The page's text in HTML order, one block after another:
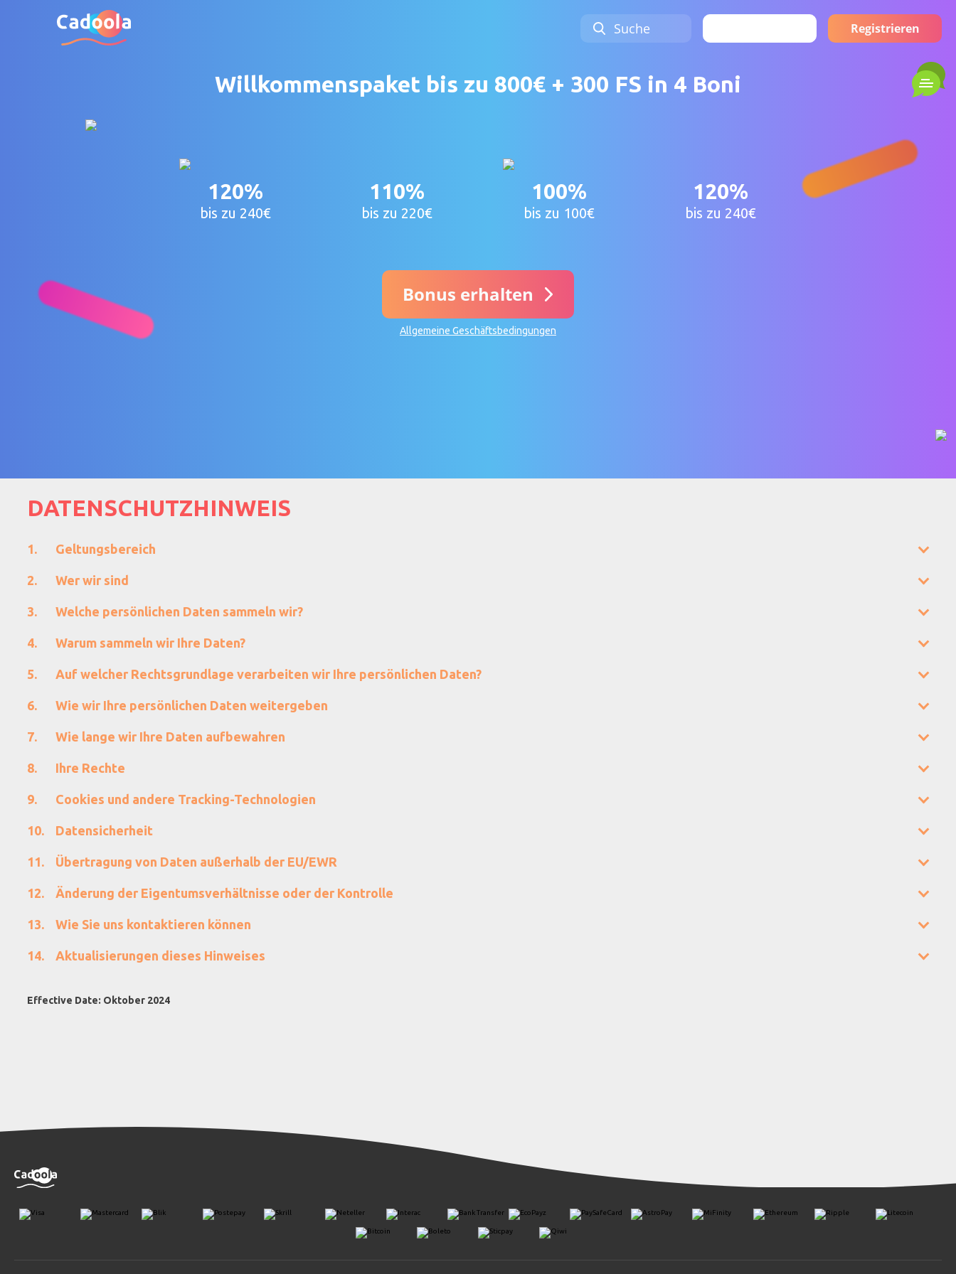
Suche Registrieren
Willkommenspaket bis zu 800€ + 300 FS in 4 Boni
120%
bis zu 240€
110%
bis zu 220€
100%
bis zu 100€
120%
bis zu 240€
Bonus erhalten
Allgemeine Geschäftsbedingungen
DATENSCHUTZHINWEIS
Geltungsbereich
Wer wir sind
Welche persönlichen Daten sammeln wir?
Warum sammeln wir Ihre Daten?
Auf welcher Rechtsgrundlage verarbeiten wir Ihre persönlichen Daten?
Wie wir Ihre persönlichen Daten weitergeben
Wie lange wir Ihre Daten aufbewahren
Ihre Rechte
Cookies und andere Tracking-Technologien
Datensicherheit
Übertragung von Daten außerhalb der EU/EWR
Änderung der Eigentumsverhältnisse oder der Kontrolle
Wie Sie uns kontaktieren können
Aktualisierungen dieses Hinweises
Effective Date: Oktober 2024